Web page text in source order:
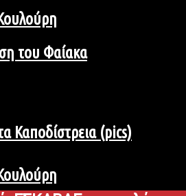
του Φαίακα
Καποδίστρεια (pics)